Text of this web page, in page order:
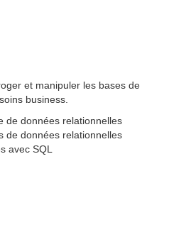
et manipuler les bases de
business.
de données relationnelles
de données relationnelles
avec SQL